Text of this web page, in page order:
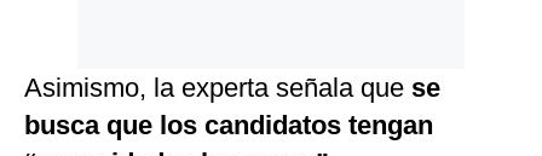
Asimismo, la experta señala que se
busca que los candidatos tengan